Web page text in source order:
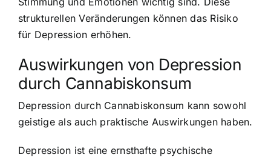
strukturellen Veränderungen können das Risiko
für Depression erhöhen.
Auswirkungen von Depression
durch Cannabiskonsum
Depression durch Cannabiskonsum kann sowohl
geistige als auch praktische Auswirkungen haben.
Depression ist eine ernsthafte psychische